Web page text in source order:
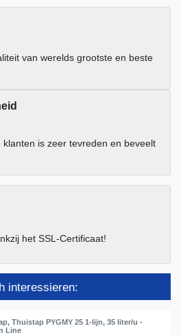
van werelds grootste en beste
is zeer tevreden en beveelt
het SSL-Certificaat!
interessieren:
Thuistap PYGMY 25 1-lijn, 35 liter/u -
Line